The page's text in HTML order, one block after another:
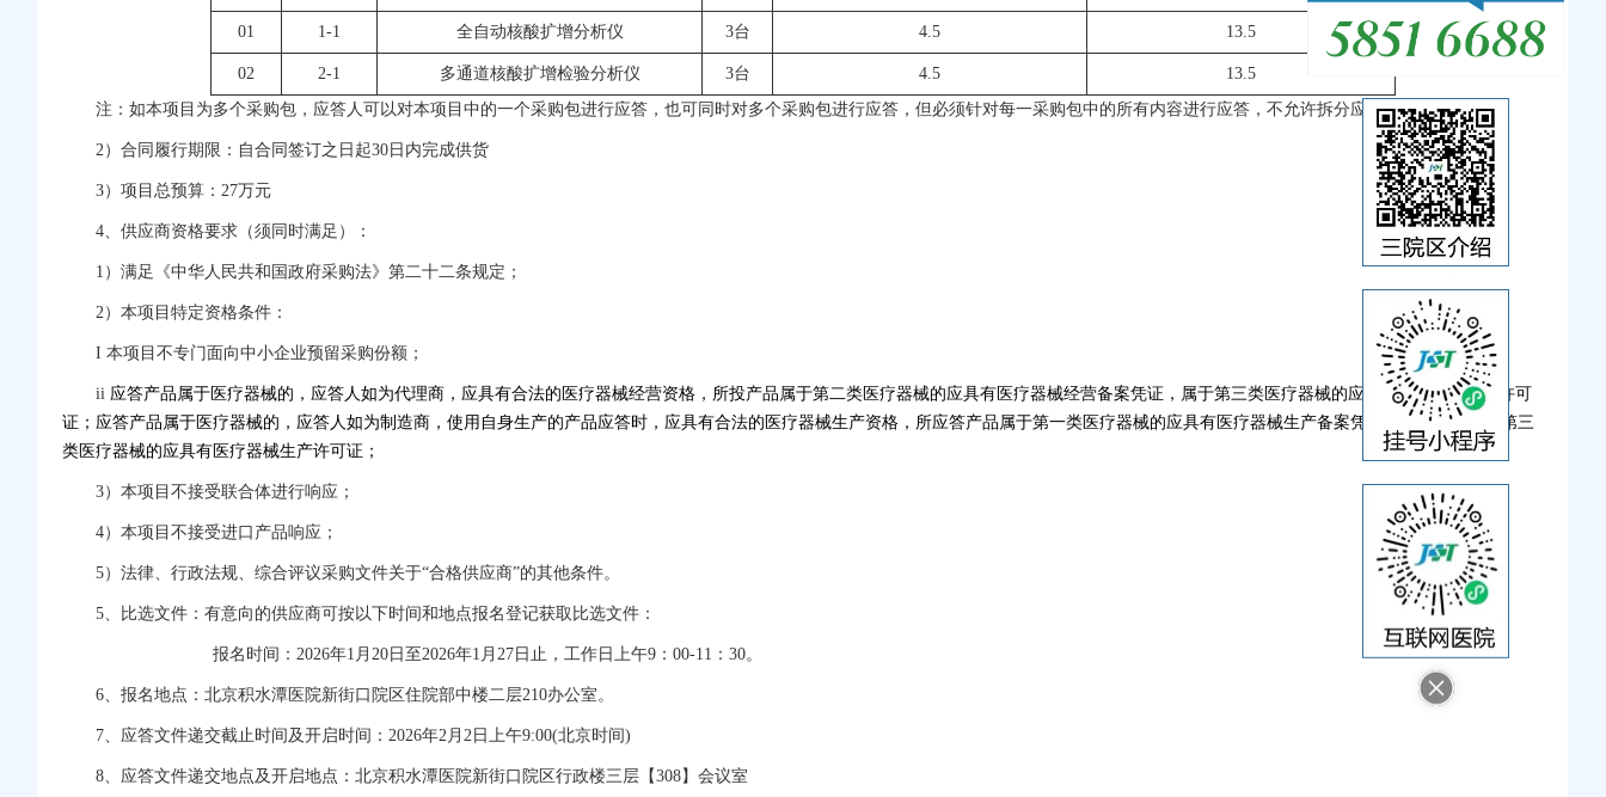
01 1-1 全自动核酸扩增分析仪 3台 4.5 13.5
02 2-1 多通道核酸扩增检验分析仪 3台 4.5
13.5
注：如本项目为多个采购包，应答人可以对本项目中的一个采购包进行应答，也可同时对多个采购包进行应答，但必须针对每一采购包中的所有内容进行应答，不允许拆分应答。
2）合同履行期限： 自合同签订之日起30日内完成供货
3）项目总预算：27万元
4、供应商资格要求（须同时满足）：
1）满足《中华人民共和国政府采购法》第二十二条规定；
2）本项目特定资格条件：
I 本项目不专门面向中小企业预留采购份额；
ii 应答产品属于医疗器械的，应答人如为代理商，应具有合法的医疗器械经营资格，所投产品属于第二类医疗器械的应具有医疗器械经营备案凭证，属于第三类医疗器械的应具有医疗器械经营许可
证；应答产品属于医疗器械的，应答人如为制造商，使用自身生产的产品应答时，应具有合法的医疗器械生产资格，所应答产品属于第一类医疗器械的应具有医疗器械生产备案凭证，属于第二类、第三
类医疗器械的应具有医疗器械生产许可证；
3）本项目不接受联合体进行响应；
4）本项目不接受进口产品响应；
5）法律、行政法规、综合评议采购文件关于“合格供应商”的其他条件。
5、比选文件：有意向的供应商可按以下时间和地点报名登记获取比选文件：
报名时间： 2026年1月20日至2026年1月27日止，工作日上午9：00-11 ： 30。
6、报名地点： 北京积水潭医院新街口院区住院部中楼二层210办公室。
7、应答文件递交截止时间及开启时间： 2026年2月2日上午9:00(北京时间)
8、应答文件递交地点及开启地点： 北京积水潭医院新街口院区行政楼三层【308】会议室